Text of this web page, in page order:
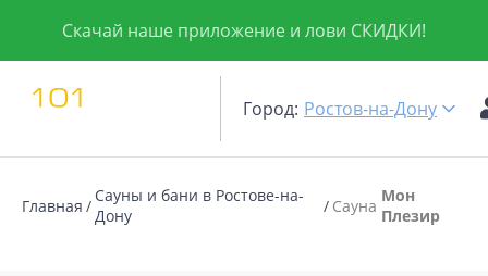
Скачай наше приложение и лови СКИДКИ!
Город: Ростов-на-Дону
Главная
Сауны и бани в Ростове-на-
Дону
Сауна Мон
Плезир